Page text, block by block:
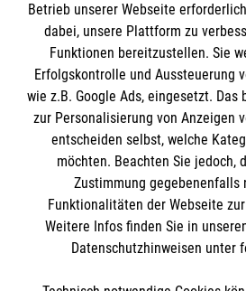
IBAN: DE10 3706 0120 1201
BIC: GENODED 1PA7
Newsletter
Betrieb unserer Webseite
dabei, unsere Plattform zu
Funktionen bereitzustellen. Sie
Erfolgskontrolle und Aussteuerung
wie z.B. Google Ads, eingesetzt. Das
zur Personalisierung von Anzeigen
entscheiden selbst, welche
möchten. Beachten Sie jedoch,
Zustimmung gegebenenfalls
Funktionalitäten der Webseite
Weitere Infos finden Sie in
Datenschutzhinweisen unter